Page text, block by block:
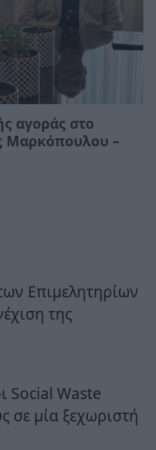
αγοράς στο
Μαρκόπουλου –
Επιμελητηρίων
της
Social Waste
σε μία ξεχωριστή